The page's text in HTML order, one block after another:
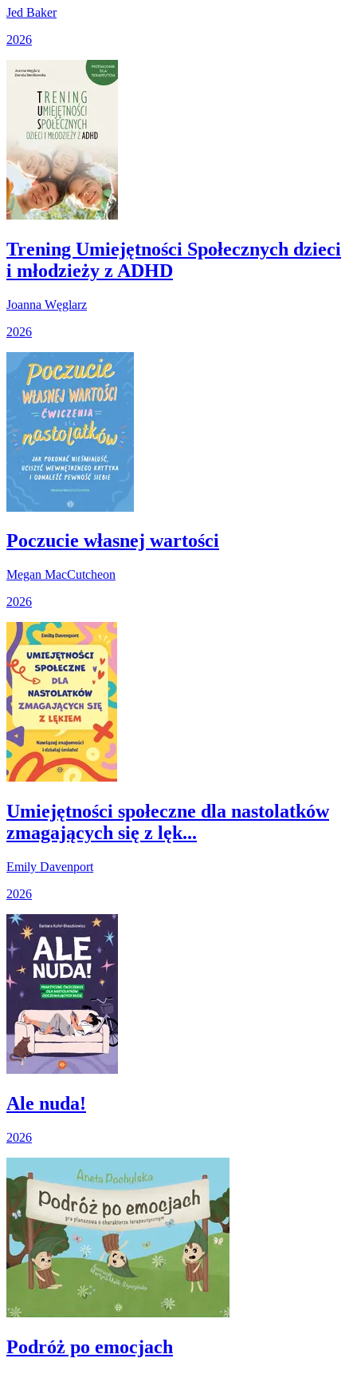
Jed Baker
2026
Trening Umiejętności Społecznych dzieci
i młodzieży z ADHD
Joanna Węglarz
2026
Poczucie własnej wartości
Megan MacCutcheon
2026
Umiejętności społeczne dla nastolatków
zmagających się z lęk...
Emily Davenport
2026
Ale nuda!
2026
Podróż po emocjach